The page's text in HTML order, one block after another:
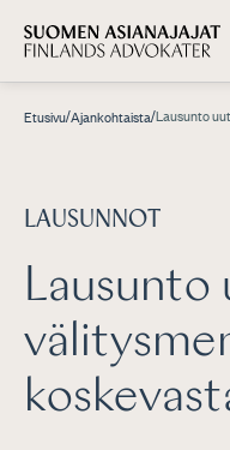
Etusivu/Ajankohtaista/Lausunto
LAUSUNNOT
Lausunto